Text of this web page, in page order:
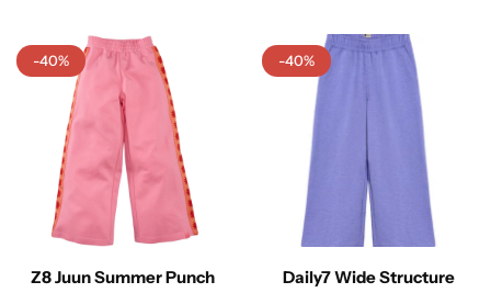
-40%
Z8 Juun Summer Punch
-40%
Daily7 Wide Structure